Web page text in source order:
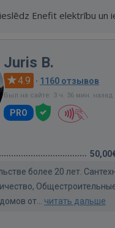
Enefit elektrību un
Juris B.
4.9 · 1160 отзывов
Был на сайте: 3 ч. 36 мин. назад
PRO
более 20 лет.
от... читать дальше